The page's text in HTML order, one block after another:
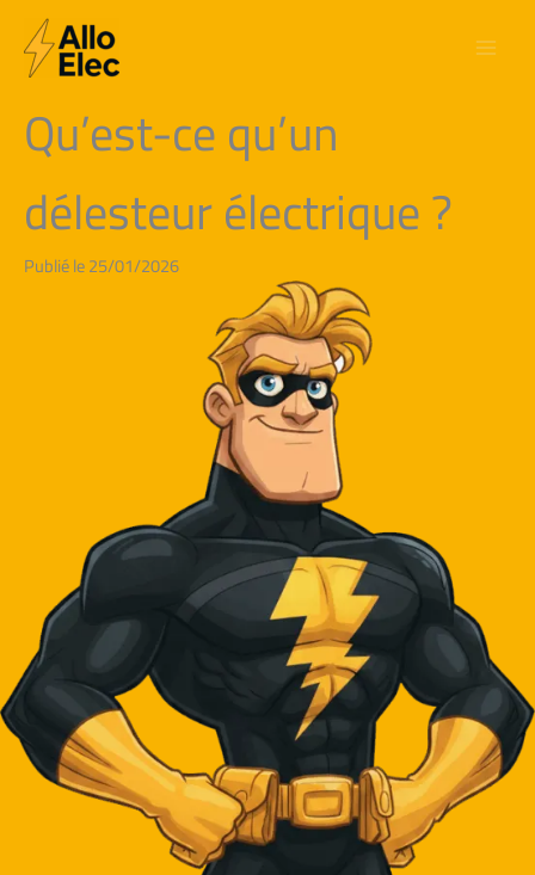
contenu
Qu’est-ce qu’un
délesteur électrique ?
Publié le 25/01/2026